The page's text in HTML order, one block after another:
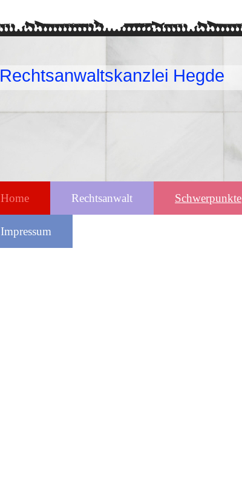
Rechtsanwaltskanzlei Hegde
Home Rechtsanwalt Schwerpunkte
Impressum